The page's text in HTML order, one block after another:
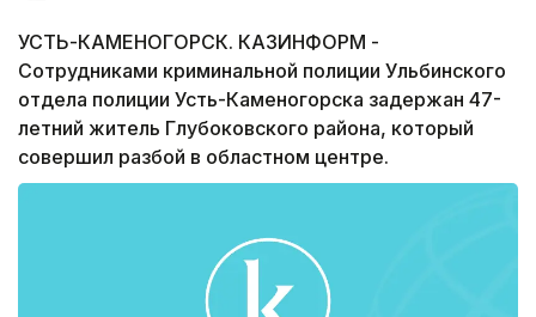
УСТЬ-КАМЕНОГОРСК. КАЗИНФОРМ -
Сотрудниками криминальной полиции Ульбинского
отдела полиции Усть-Каменогорска задержан 47-
летний житель Глубоковского района, который
совершил разбой в областном центре.